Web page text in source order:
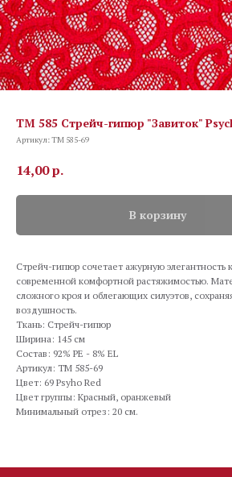
TM 585 Стрейч-гипюр "Завиток"
Артикул:TM 585-69
14,00р.
В корзину
Стрейч-гипюр сочетает ажурную элегантность
современной комфортной растяжимостью.
сложного кроя и облегающих силуэтов,
воздушность.
Ткань: Стрейч-гипюр
Ширина: 145 см
Состав: 92% PE - 8% EL
Артикул: TM 585-69
Цвет: 69 Psyho Red
Цвет группы: Красный, оранжевый
Минимальный отрез: 20 см.